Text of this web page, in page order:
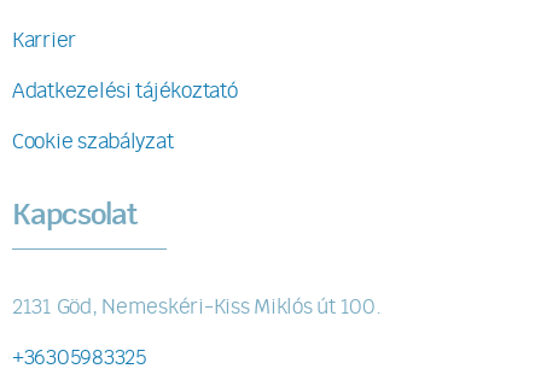
Karrier
Adatkezelési tájékoztató
Cookie szabályzat
Kapcsolat
2131 Göd, Nemeskéri-Kiss Miklós út 100.
+36305983325